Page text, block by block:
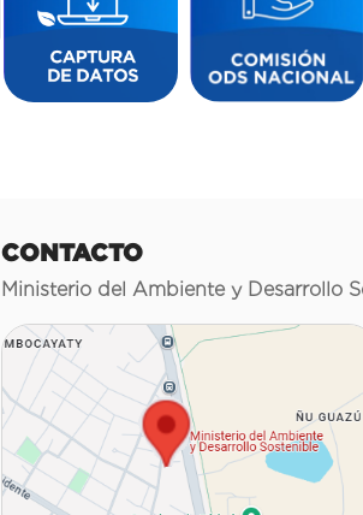
CONTACTO
Ministerio del Ambiente y Desarrollo